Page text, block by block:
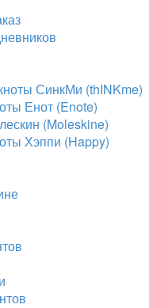
СинкМи (thINKme)
Енот (Enote)
(Moleskine)
Хэппи (Happy)